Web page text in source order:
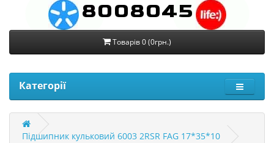
8008045
Товарів 0 (0грн.)
Категорії
Підшипник кульковий 6003 2RSR FAG 17*35*10